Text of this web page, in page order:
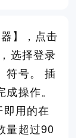
】，点击
选择登录
符号。 插
操作。
用的在
量超过90